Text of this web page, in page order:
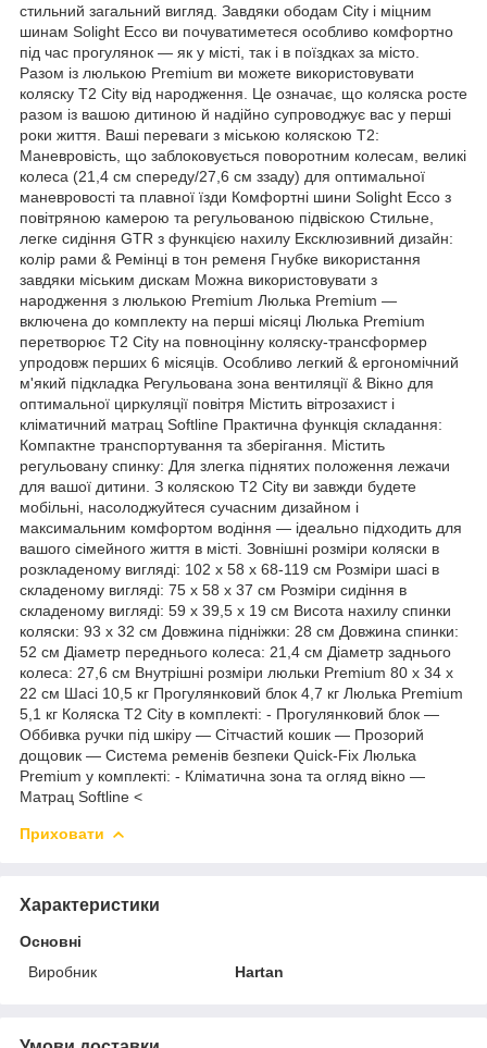
стильний загальний вигляд. Завдяки ободам City і міцним
шинам Solight Ecco ви почуватиметеся особливо комфортно
під час прогулянок — як у місті, так і в поїздках за місто.
Разом із люлькою Premium ви можете використовувати
коляску T2 City від народження. Це означає, що коляска росте
разом із вашою дитиною й надійно супроводжує вас у перші
роки життя. Ваші переваги з міською коляскою T2:
Маневровість, що заблоковується поворотним колесам, великі
колеса (21,4 см спереду/27,6 см ззаду) для оптимальної
маневровості та плавної їзди Комфортні шини Solight Ecco з
повітряною камерою та регульованою підвіскою Стильне,
легке сидіння GTR з функцією нахилу Ексклюзивний дизайн:
колір рами & Ремінці в тон ременя Гнубке використання
завдяки міським дискам Можна використовувати з
народження з люлькою Premium Люлька Premium —
включена до комплекту на перші місяці Люлька Premium
перетворює T2 City на повноцінну коляску-трансформер
упродовж перших 6 місяців. Особливо легкий & ергономічний
м'який підкладка Регульована зона вентиляції & Вікно для
оптимальної циркуляції повітря Містить вітрозахист і
кліматичний матрац Softline Практична функція складання:
Компактне транспортування та зберігання. Містить
регульовану спинку: Для злегка піднятих положення лежачи
для вашої дитини. З коляскою T2 City ви завжди будете
мобільні, насолоджуйтеся сучасним дизайном і
максимальним комфортом водіння — ідеально підходить для
вашого сімейного життя в місті. Зовнішні розміри коляски в
розкладеному вигляді: 102 x 58 x 68-119 см Розміри шасі в
складеному вигляді: 75 x 58 x 37 см Розміри сидіння в
складеному вигляді: 59 x 39,5 x 19 см Висота нахилу спинки
коляски: 93 x 32 см Довжина підніжки: 28 см Довжина спинки:
52 см Діаметр переднього колеса: 21,4 см Діаметр заднього
колеса: 27,6 см Внутрішні розміри люльки Premium 80 x 34 x
22 см Шасі 10,5 кг Прогулянковий блок 4,7 кг Люлька Premium
5,1 кг Коляска T2 City в комплекті: - Прогулянковий блок —
Оббивка ручки під шкіру — Сітчастий кошик — Прозорий
дощовик — Система ременів безпеки Quick-Fix Люлька
Premium у комплекті: - Кліматична зона та огляд вікно —
Матрац Softline <
Приховати
Характеристики
Основні
Виробник
Hartan